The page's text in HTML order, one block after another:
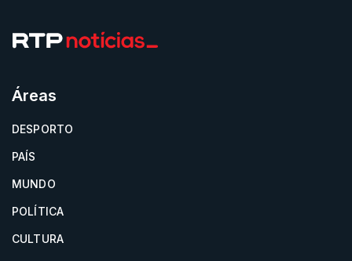
Áreas
DESPORTO
PAÍS
MUNDO
POLÍTICA
CULTURA